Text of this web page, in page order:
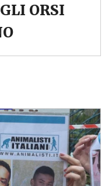
ORSI